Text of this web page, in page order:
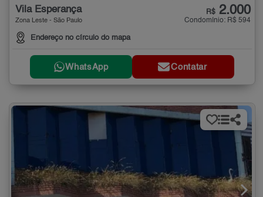
Vila Esperança
Zona Leste - São Paulo
Endereço no círculo do mapa
R$ 2.000
Condomínio: R$ 594
WhatsApp Contatar